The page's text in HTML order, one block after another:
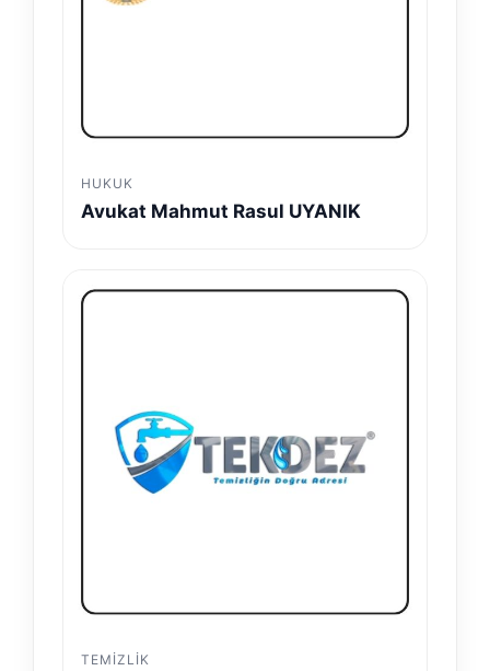
HUKUK
Avukat Mahmut Rasul UYANIK
TEMIZLIK